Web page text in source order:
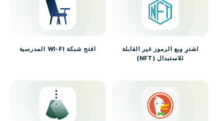
اشترِ وبع الرموز غير القابلة
للاستبدال (NFT)
افتح شبكة WI-FI المدرسية